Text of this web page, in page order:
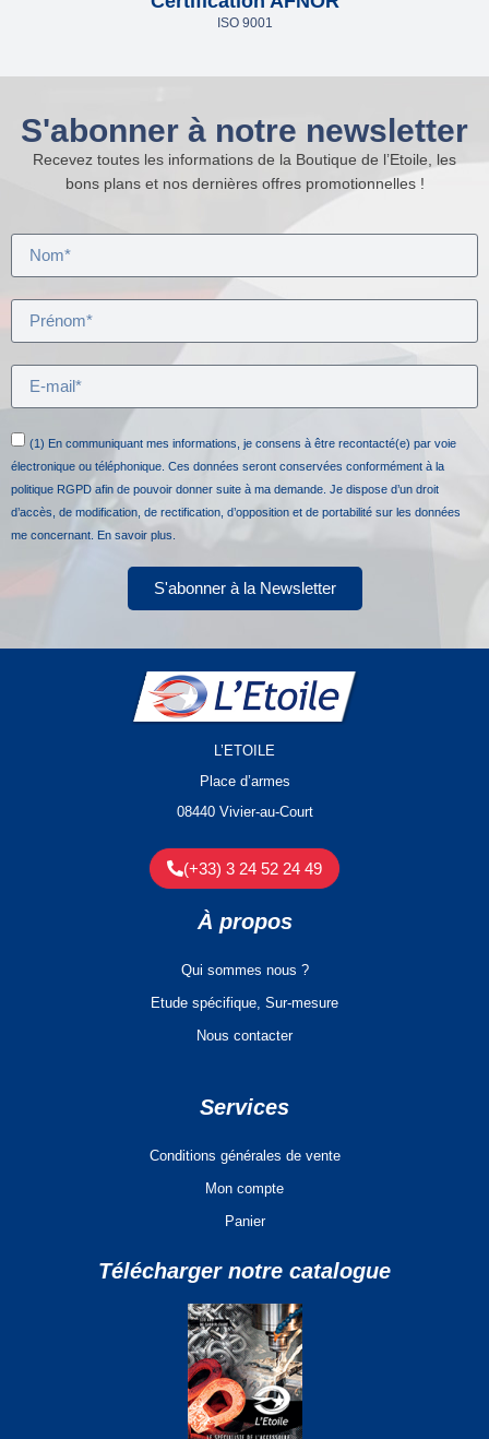
ISO 9001
S'abonner à notre newsletter
Recevez toutes les informations de la Boutique de l’Etoile, les
bons plans et nos dernières offres promotionnelles !
(1) En communiquant mes informations, je consens à être recontacté(e) par voie
électronique ou téléphonique. Ces données seront conservées conformément à la
politique RGPD afin de pouvoir donner suite à ma demande. Je dispose d’un droit
d’accès, de modification, de rectification, d’opposition et de portabilité sur les données
me concernant. En savoir plus.
S'abonner à la Newsletter
L’ETOILE
Place d’armes
08440 Vivier-au-Court
(+33) 3 24 52 24 49
À propos
Qui sommes nous ?
Etude spécifique, Sur-mesure
Nous contacter
Services
Conditions générales de vente
Mon compte
Panier
Télécharger notre catalogue